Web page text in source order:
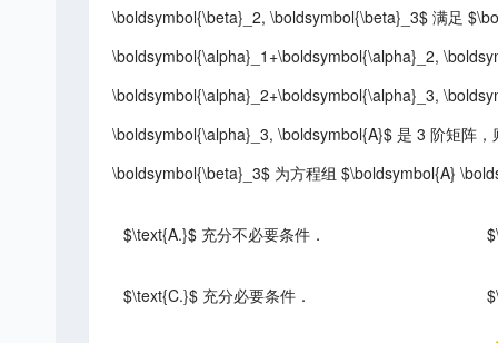
\boldsymbol{\beta}_2, \boldsymbol{\beta}_3$ 满足
\boldsymbol{\alpha}_1+\boldsymbol{\alpha}_2,
\boldsymbol{\alpha}_2+\boldsymbol{\alpha}_3,
\boldsymbol{\alpha}_3, \boldsymbol{A}$ 是 3 阶矩阵
\boldsymbol{\beta}_3$ 为方程组 $\boldsymbol{A}
$\text{A.}$ 充分不必要条件．
$\text{C.}$ 充分必要条件．